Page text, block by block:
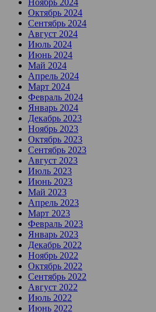
Ноябрь 2024
Октябрь 2024
Сентябрь 2024
Август 2024
Июль 2024
Июнь 2024
Май 2024
Апрель 2024
Март 2024
Февраль 2024
Январь 2024
Декабрь 2023
Ноябрь 2023
Октябрь 2023
Сентябрь 2023
Август 2023
Июль 2023
Июнь 2023
Май 2023
Апрель 2023
Март 2023
Февраль 2023
Январь 2023
Декабрь 2022
Ноябрь 2022
Октябрь 2022
Сентябрь 2022
Август 2022
Июль 2022
Июнь 2022